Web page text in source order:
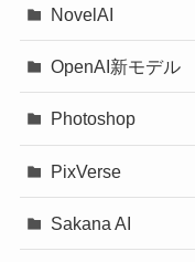
NovelAI
OpenAI新モデル
Photoshop
PixVerse
Sakana AI